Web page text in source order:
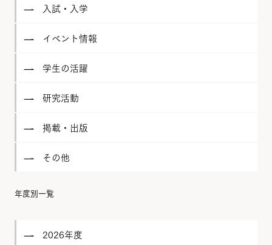
入試・入学
イベント情報
学生の活躍
研究活動
掲載・出版
その他
年度別一覧
2026年度